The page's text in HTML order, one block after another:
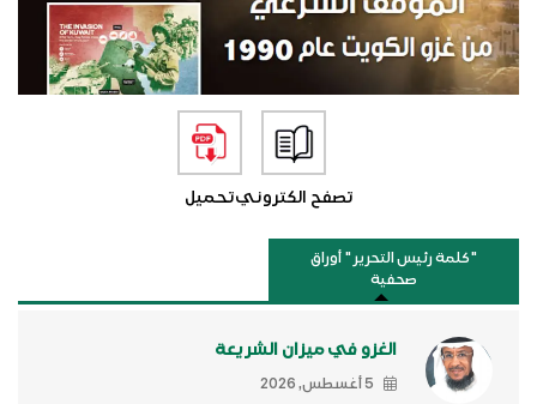
تصفح الكترونيتحميل
"كلمة رئيس التحرير " أوراق
صحفية
الغزو في ميزان الشريعة
5 أغسطس, 2026